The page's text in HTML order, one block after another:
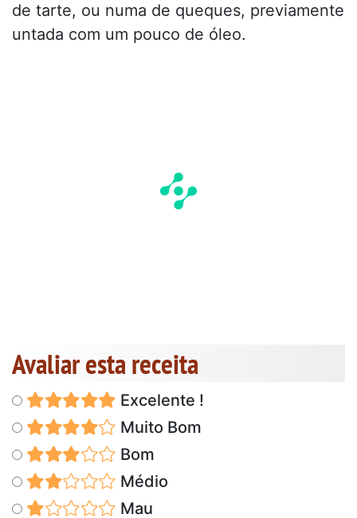
de tarte, ou numa de queques, previamente
untada com um pouco de óleo.
Avaliar esta receita
Excelente !
Muito Bom
Bom
Médio
Mau